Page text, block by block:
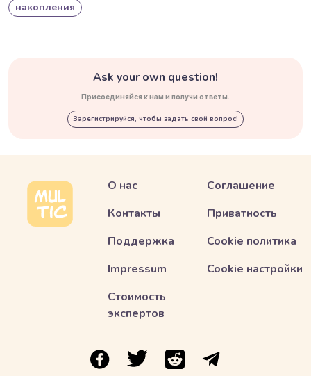
накопления
Ask your own question!
Присоединяйся к нам и получи ответы.
Зарегистрируйся, чтобы задать свой вопрос!
О нас
Контакты
Поддержка
Impressum
Стоимость
экспертов
Соглашение
Приватность
Cookie политика
Cookie настройки
ссылка на Multic в Facebook
ссылка на Multic в Twitter
ссылка на Multic в Reddit
Ссылка на Multic в